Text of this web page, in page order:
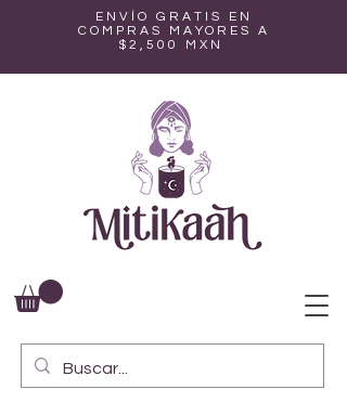
ENVÍO GRATIS EN
COMPRAS MAYORES A
$2,500 MXN